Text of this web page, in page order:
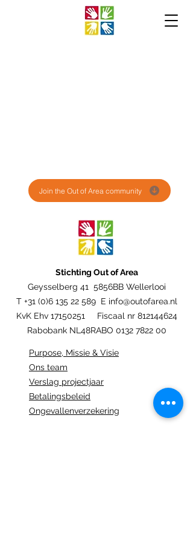
Join the Out of Area community
Stichting Out of Area
Geysselberg 41 5856BB Wellerlooi
T +31 (0)6 135 22 589E info@outofarea.nl
KvK Ehv 17150251 Fiscaal nr 812144624
Rabobank NL48RABO 0132 7822 00
Purpose, Missie & Visie
Ons team
Verslag projectjaar
Betalingsbeleid
Ongevallenverzekering